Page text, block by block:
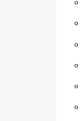
⚬
⚬
⚬
⚬
⚬
⚬